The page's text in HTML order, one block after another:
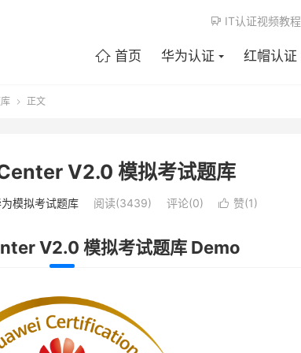
 首页 华为认证 红帽认证
 IT认证视频教程
 正文
V2.0 模拟考试题库
模拟考试题库 阅读(3439) 评论(0)  赞(1)
V2.0 模拟考试题库 Demo